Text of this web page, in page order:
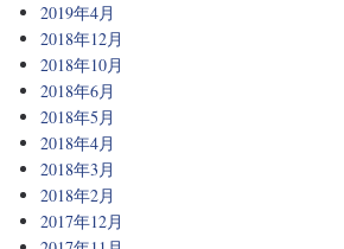
2019年4月
2018年12月
2018年10月
2018年6月
2018年5月
2018年4月
2018年3月
2018年2月
2017年12月